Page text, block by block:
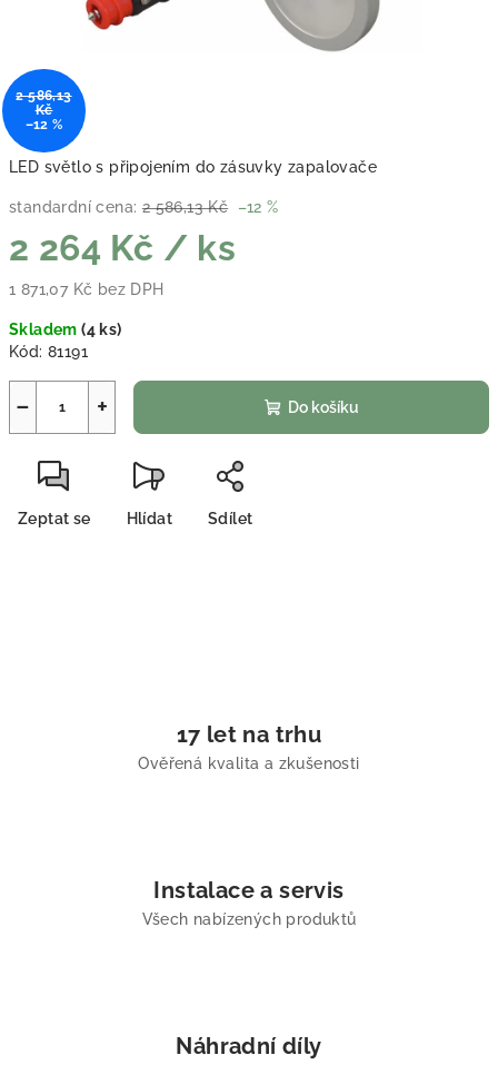
LED světlo s připojením do zásuvky zapalovače
standardní cena: 2 586,13 Kč –12 %
2 264 Kč / ks
1 871,07 Kč bez DPH
Skladem(4 ks)
Kód: 81191
+
− Do košíku
Zeptat se Hlídat Sdílet
2 586,13
Kč
–12 %
17 let na trhu
Ověřená kvalita a zkušenosti
Instalace a servis
Všech nabízených produktů
Náhradní díly